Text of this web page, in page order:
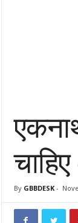
By GBBDESK-